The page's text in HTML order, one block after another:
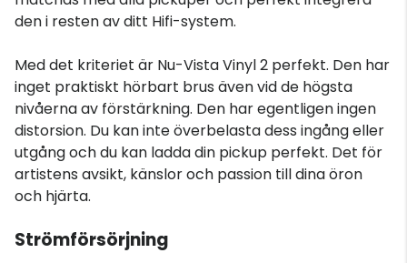
den i resten av ditt Hifi-system.
Med det kriteriet är Nu-Vista Vinyl 2 perfekt. Den har
inget praktiskt hörbart brus även vid de högsta
nivåerna av förstärkning. Den har egentligen ingen
distorsion. Du kan inte överbelasta dess ingång eller
utgång och du kan ladda din pickup perfekt. Det för
artistens avsikt, känslor och passion till dina öron
och hjärta.
Strömförsörjning